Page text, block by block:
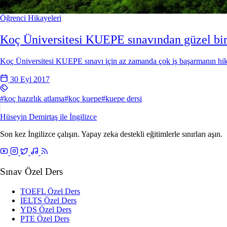
Öğrenci Hikayeleri
Koç Üniversitesi KUEPE sınavından güzel
Koç Üniversitesi KUEPE sınavı için az zamanda çok iş başarmanın
30 Eyl 2017
#koç hazırlık atlama#koç kuepe#kuepe dersi
Hüseyin Demirtaş ile İngilizce
Son kez İngilizce çalışın. Yapay zeka destekli eğitimlerle sınırları aşın.
Sınav Özel Ders
TOEFL Özel Ders
IELTS Özel Ders
YDS Özel Ders
PTE Özel Ders